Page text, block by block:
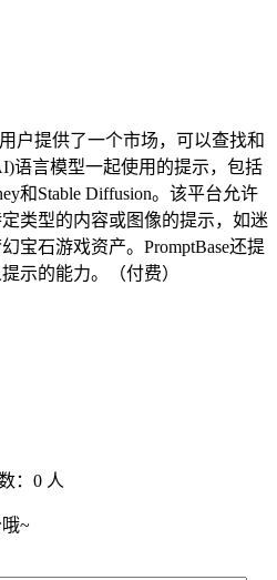
户提供了一个市场，可以查找和
语言模型一起使用的提示，包括
和Stable Diffusion。该平台允许
类型的内容或图像的提示，如迷
宝石游戏资产。PromptBase还提
示的能力。（付费）
0 人
~